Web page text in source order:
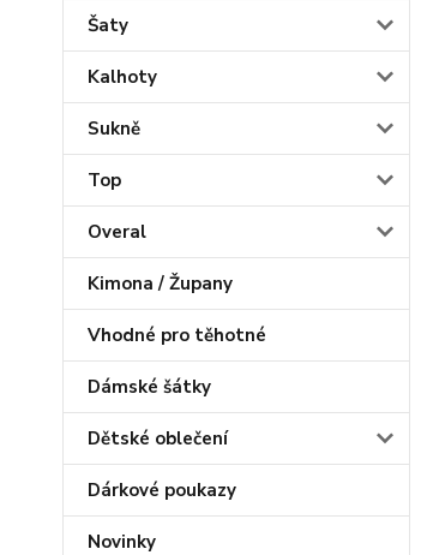
Šaty
Kalhoty
Sukně
Top
Overal
Kimona / Župany
Vhodné pro těhotné
Dámské šátky
Dětské oblečení
Dárkové poukazy
Novinky